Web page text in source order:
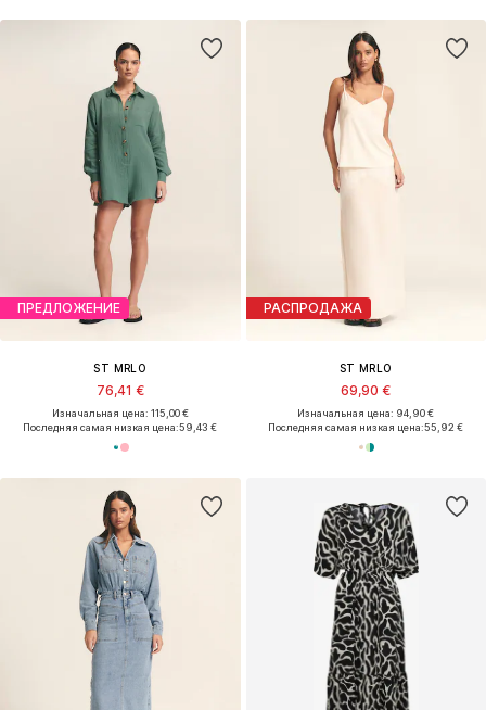
ПРЕДЛОЖЕНИЕ
ST MRLO
76,41 €
Изначальная цена: 115,00 €
Последняя самая низкая цена:59,43 €
РАСПРОДАЖА
ST MRLO
69,90 €
Изначальная цена: 94,90 €
Последняя самая низкая цена:55,92 €